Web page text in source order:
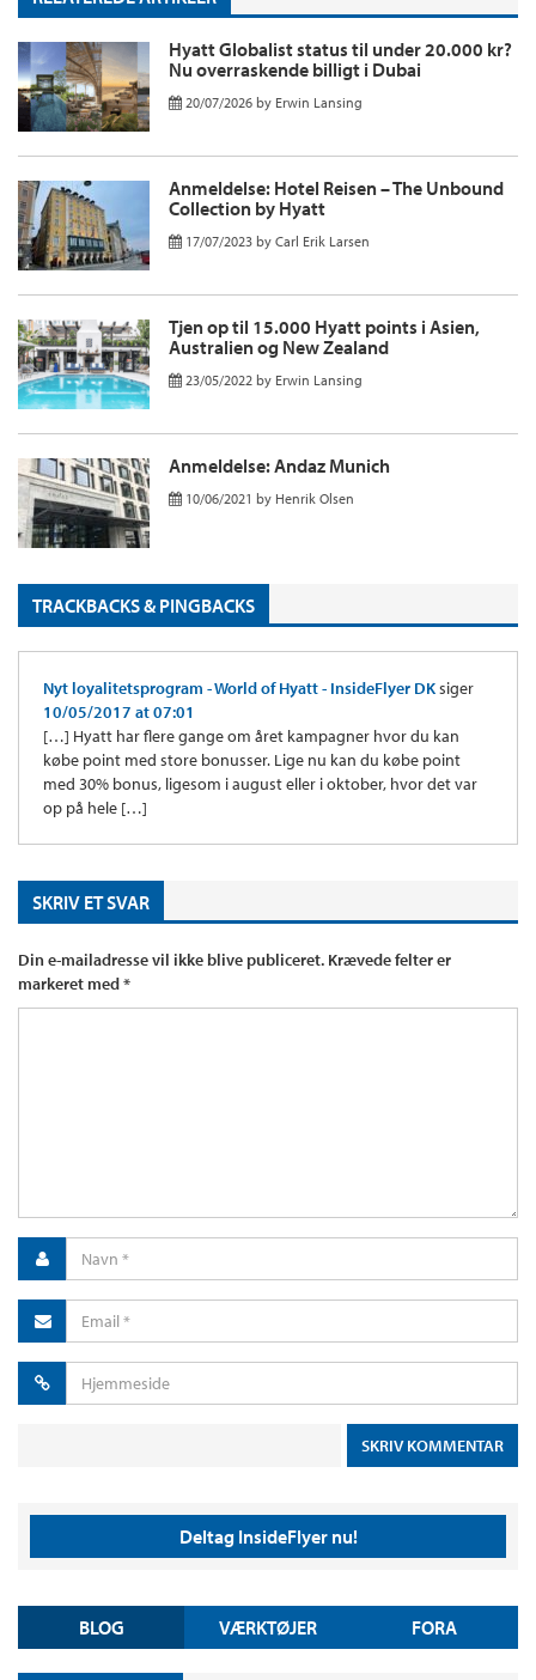
Hyatt Globalist status til under 20.000 kr?
Nu overraskende billigt i Dubai
20/07/2026 by Erwin Lansing
Anmeldelse: Hotel Reisen – The Unbound
Collection by Hyatt
17/07/2023 by Carl Erik Larsen
Tjen op til 15.000 Hyatt points i Asien,
Australien og New Zealand
23/05/2022 by Erwin Lansing
Anmeldelse: Andaz Munich
10/06/2021 by Henrik Olsen
TRACKBACKS & PINGBACKS
Nyt loyalitetsprogram - World of Hyatt - InsideFlyer DKsiger
10/05/2017 at 07:01
[…] Hyatt har flere gange om året kampagner hvor du kan
købe point med store bonusser. Lige nu kan du købe point
med 30% bonus, ligesom i august eller i oktober, hvor det var
op på hele […]
SKRIV ET SVAR
Din e-mailadresse vil ikke blive publiceret. Krævede felter er
markeret med*
Deltag InsideFlyer nu!
BLOG VÆRKTØJER FORA